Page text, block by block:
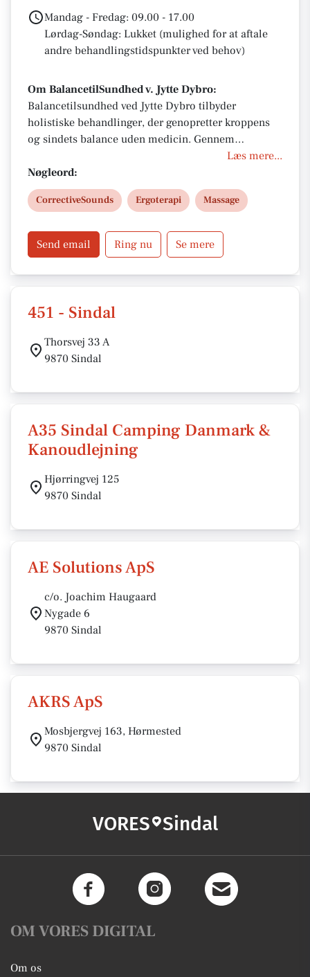
Mandag - Fredag: 09.00 - 17.00
Lørdag-Søndag: Lukket (mulighed for at aftale
andre behandlingstidspunkter ved behov)
Om BalancetilSundhed v. Jytte Dybro:
Balancetilsundhed ved Jytte Dybro tilbyder
holistiske behandlinger, der genopretter kroppens
og sindets balance uden medicin. Gennem
Corrective Sounds, ergoterapi og massage hjælpes
du til at slippe stress, angst og smerter. Få personlig
rådgivning, sundhedsfaglig støtte og
forløbskoordinering, der skaber energi, livsglæde
Læs mere...
Nøgleord:
CorrectiveSounds Ergoterapi Massage
Send email Ring nu Se mere
451 - Sindal
Thorsvej 33 A
9870 Sindal
A35 Sindal Camping Danmark &
Kanoudlejning
Hjørringvej 125
9870 Sindal
AE Solutions ApS
c/o. Joachim Haugaard
Nygade 6
9870 Sindal
AKRS ApS
Mosbjergvej 163, Hørmested
9870 Sindal
VORES Sindal
OM VORES DIGITAL
Om os